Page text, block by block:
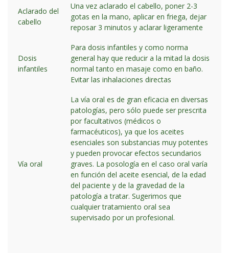
Aclarado del
cabello
Una vez aclarado el cabello, poner 2-3
gotas en la mano, aplicar en friega, dejar
reposar 3 minutos y aclarar ligeramente
Dosis
infantiles
Para dosis infantiles y como norma
general hay que reducir a la mitad la dosis
normal tanto en masaje como en baño.
Evitar las inhalaciones directas
Vía oral
La vía oral es de gran eficacia en diversas
patologías, pero sólo puede ser prescrita
por facultativos (médicos o
farmacéuticos), ya que los aceites
esenciales son substancias muy potentes
y pueden provocar efectos secundarios
graves. La posología en el caso oral varía
en función del aceite esencial, de la edad
del paciente y de la gravedad de la
patología a tratar. Sugerimos que
cualquier tratamiento oral sea
supervisado por un profesional.